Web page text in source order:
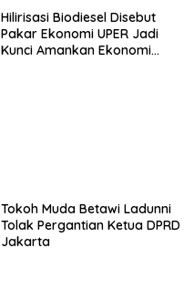
Hilirisasi Biodiesel Disebut
Pakar Ekonomi UPER Jadi
Kunci Amankan Ekonomi
Tokoh Muda Betawi Ladunni
Tolak Pergantian Ketua DPRD
Jakarta